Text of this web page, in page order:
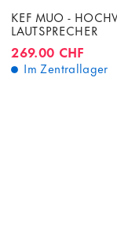
KEF MUO -
LAUTSPRECHER
269.00 CHF
Im Zentrallager